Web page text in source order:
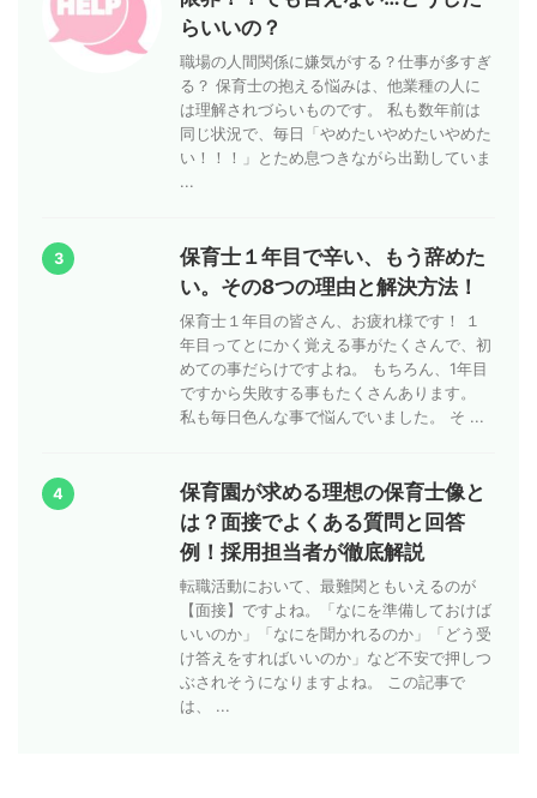
らいいの？
職場の人間関係に嫌気がする？仕事が多すぎ
る？ 保育士の抱える悩みは、他業種の人に
は理解されづらいものです。 私も数年前は
同じ状況で、毎日「やめたいやめたいやめた
い！！！」とため息つきながら出勤していま
...
3
保育士１年目で辛い、もう辞めた
い。その8つの理由と解決方法！
保育士１年目の皆さん、お疲れ様です！ １
年目ってとにかく覚える事がたくさんで、初
めての事だらけですよね。 もちろん、1年目
ですから失敗する事もたくさんあります。
私も毎日色んな事で悩んでいました。 そ ...
4
保育園が求める理想の保育士像と
は？面接でよくある質問と回答
例！採用担当者が徹底解説
転職活動において、最難関ともいえるのが
【面接】ですよね。「なにを準備しておけば
いいのか」「なにを聞かれるのか」「どう受
け答えをすればいいのか」など不安で押しつ
ぶされそうになりますよね。 この記事で
は、 ...